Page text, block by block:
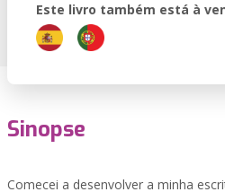
Este livro também está à
Sinopse
Comecei a desenvolver a minha